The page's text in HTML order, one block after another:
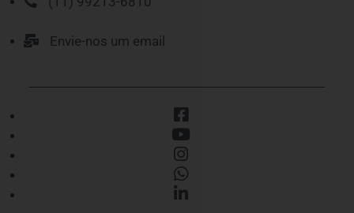
Envie-nos um email